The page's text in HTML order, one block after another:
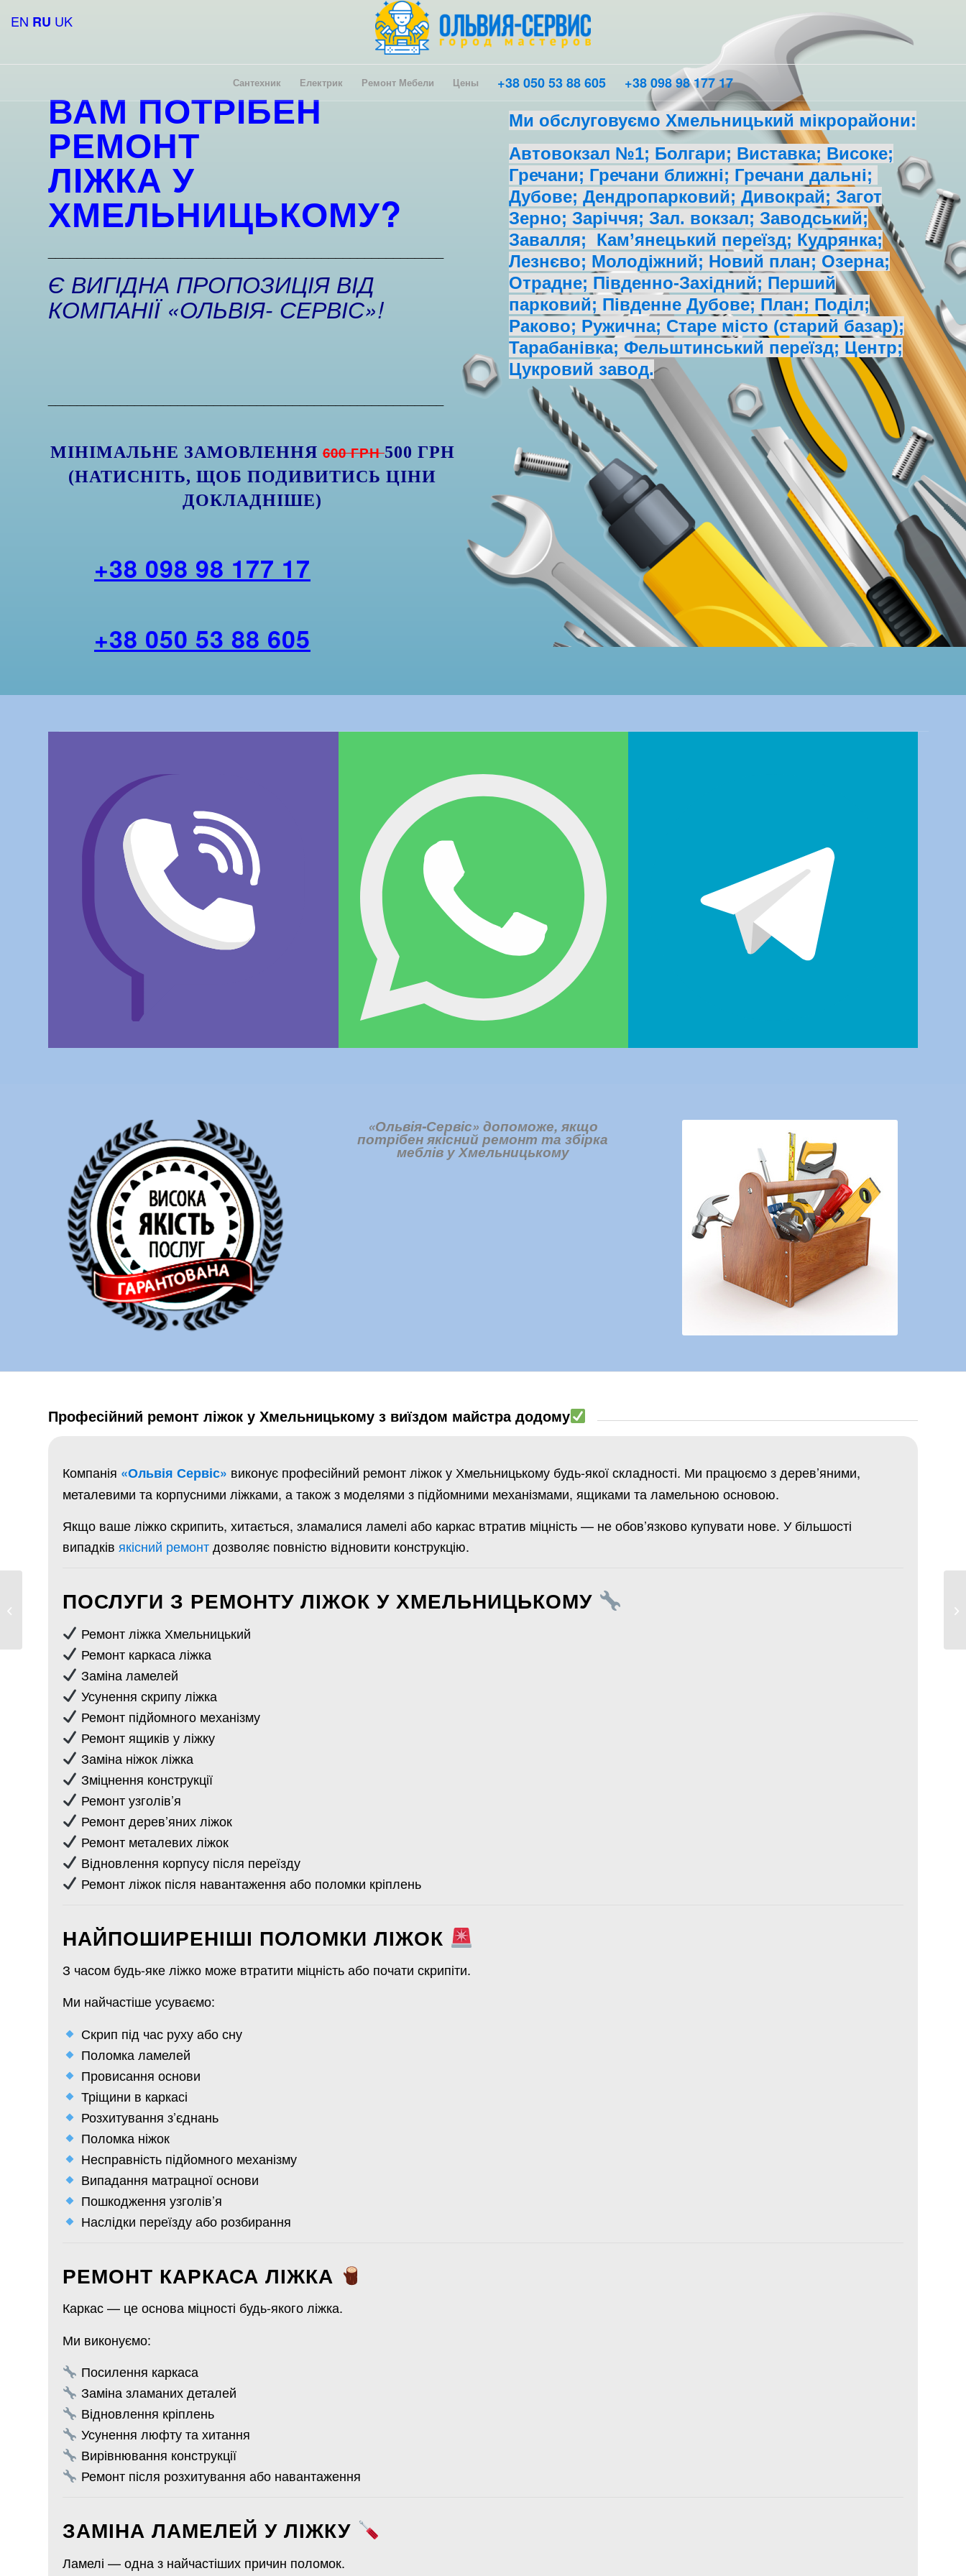
Сантехник Електрик Ремонт Мебели Цены +38 050 53 88 605 +38 098 98 177 17
ВАМ ПОТРІБЕН
РЕМОНТ
ЛІЖКА У
ХМЕЛЬНИЦЬКОМУ?
Є ВИГІДНА ПРОПОЗИЦІЯ ВІД
КОМПАНІЇ «ОЛЬВІЯ- СЕРВІС»!
МІНІМАЛЬНЕ ЗАМОВЛЕННЯ 600 ГРН500 ГРН
(НАТИСНІТЬ, ЩОБ ПОДИВИТИСЬ ЦІНИ
ДОКЛАДНІШЕ)
Ми обслуговуємо Хмельницький мікрорайони:
Автовокзал №1; Болгари; Виставка; Високе;
Гречани; Гречани ближні; Гречани дальні;
Дубове; Дендропарковий; Дивокрай; Загот
Зерно; Заріччя; Зал. вокзал; Заводський;
Завалля; Кам’янецький переїзд; Кудрянка;
Лезнєво; Молодіжний; Новий план; Озерна;
Отрадне; Південно-Західний; Перший
парковий; Південне Дубове; План; Поділ;
Раково; Ружична; Старе місто (старий базар);
Тарабанівка; Фельштинський переїзд; Центр;
Цукровий завод.
+38 098 98 177 17
+38 050 53 88 605
«Ольвія-Сервіс» допоможе, якщо
потрібенякісний ремонт та збірка
меблів у Хмельницькому
Професійний ремонт ліжок у Хмельницькому з виїздом майстра додому
Компанія «Ольвія Сервіс» виконує професійний ремонт ліжок у Хмельницькому будь-якої складності. Ми працюємо з дерев’яними,
металевими та корпусними ліжками, а також з моделями з підйомними механізмами, ящиками та ламельною основою.
Якщо ваше ліжко скрипить, хитається, зламалися ламелі або каркас втратив міцність — не обов’язково купувати нове. У більшості
випадків якісний ремонтдозволяє повністю відновити конструкцію.
ПОСЛУГИ З РЕМОНТУ ЛІЖОК У ХМЕЛЬНИЦЬКОМУ
Ремонт ліжка Хмельницький
Ремонт каркаса ліжка
Заміна ламелей
Усунення скрипу ліжка
Ремонт підйомного механізму
Ремонт ящиків у ліжку
Заміна ніжок ліжка
Зміцнення конструкції
Ремонт узголів’я
Ремонт дерев’яних ліжок
Ремонт металевих ліжок
Відновлення корпусу після переїзду
Ремонт ліжок після навантаження або поломки кріплень
НАЙПОШИРЕНІШІ ПОЛОМКИ ЛІЖОК
З часом будь-яке ліжко може втратити міцність або почати скрипіти.
Ми найчастіше усуваємо:
Скрип під час руху або сну
Поломка ламелей
Провисання основи
Тріщини в каркасі
Розхитування з’єднань
Поломка ніжок
Несправність підйомного механізму
Випадання матрацної основи
Пошкодження узголів’я
Наслідки переїзду або розбирання
РЕМОНТ КАРКАСА ЛІЖКА
Каркас — це основа міцності будь-якого ліжка.
Ми виконуємо:
Посилення каркаса
Заміна зламаних деталей
Відновлення кріплень
Усунення люфту та хитання
Вирівнювання конструкції
Ремонт після розхитування або навантаження
ЗАМІНА ЛАМЕЛЕЙ У ЛІЖКУ
Ламелі — одна з найчастіших причин поломок.
Ремонт корпусной
мебели Хмельницкий
EN RU UK